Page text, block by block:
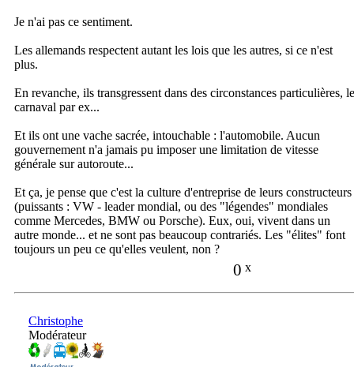
Je n'ai pas ce sentiment.
Les allemands respectent autant les lois que les autres, si ce n'est
plus.
En revanche, ils transgressent dans des circonstances particulières, le
carnaval par ex...
Et ils ont une vache sacrée, intouchable : l'automobile. Aucun
gouvernement n'a jamais pu imposer une limitation de vitesse
générale sur autoroute...
Et ça, je pense que c'est la culture d'entreprise de leurs constructeurs
(puissants : VW - leader mondial, ou des "légendes" mondiales
comme Mercedes, BMW ou Porsche). Eux, oui, vivent dans un
autre monde... et ne sont pas beaucoup contrariés. Les "élites" font
toujours un peu ce qu'elles veulent, non ?
0 x
Christophe
Modérateur